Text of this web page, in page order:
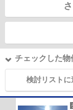
チェックした物
検討リストに